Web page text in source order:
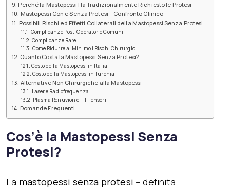
Perché la Mastopessi Ha Tradizionalmente Richiesto le Protesi
Mastopessi Con e Senza Protesi – Confronto Clinico
Possibili Rischi ed Effetti Collaterali della Mastopessi Senza Protesi
Complicanze Post-Operatorie Comuni
Complicanze Rare
Come Ridurre al Minimo i Rischi Chirurgici
Quanto Costa la Mastopessi Senza Protesi?
Costo della Mastopessi in Italia
Costo della Mastopessi in Turchia
Alternative Non Chirurgiche alla Mastopessi
Laser e Radiofrequenza
Plasma Renuvion e Fili Tensori
Domande Frequenti
Cos’è la Mastopessi Senza
Protesi?
La mastopessi senza protesi – definita